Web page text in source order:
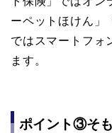
ーペットほけん」
ではスマートフォ
ます。
ポイント③そ